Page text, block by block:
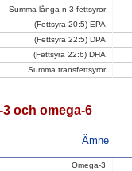
Summa långa n-3 fettsyror
(Fettsyra 20:5) EPA
(Fettsyra 22:5) DPA
(Fettsyra 22:6) DHA
Summa transfettsyror
3 och omega-6
Ämne
Omega-3